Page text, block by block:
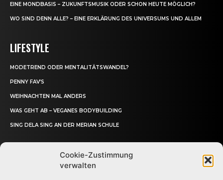
Cookie-Zustimmung
verwalten
EINE MONDBASIS – ZUKUNFTSMUSIK ODER SCHON HEUTE MÖGLICH?
WO SIND DENN ALLE? – EINE ERKLÄRUNG DES UNIVERSUMS UND ALLEM
LIFESTYLE
MODETREND ODER MENTALITÄTSWANDEL?
PENNY FAV’S
WEIHNACHTEN MAL ANDERS
WAS GEHT AB – VEGANES BODYBUILDING
SING DELA SING AN DER MERIAN SCHULE